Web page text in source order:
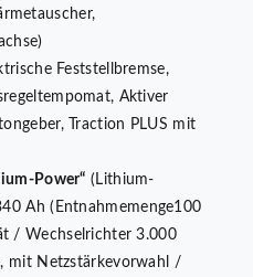
Feststellbremse,
Aktiver
Traction PLUS mit
Power“ (Lithium-
Ah (Entnahmemenge100
/ Wechselrichter 3.000
mit Netzstärkevorwahl /